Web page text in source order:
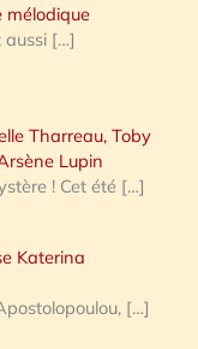
mélodique
aussi […]
Tharreau, Toby
Lupin
! Cet été […]
Katerina
[…]